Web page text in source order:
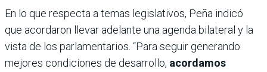
En lo que respecta a temas legislativos, Peña indicó
que acordaron llevar adelante una agenda bilateral y la
vista de los parlamentarios. “Para seguir generando
mejores condiciones de desarrollo, acordamos